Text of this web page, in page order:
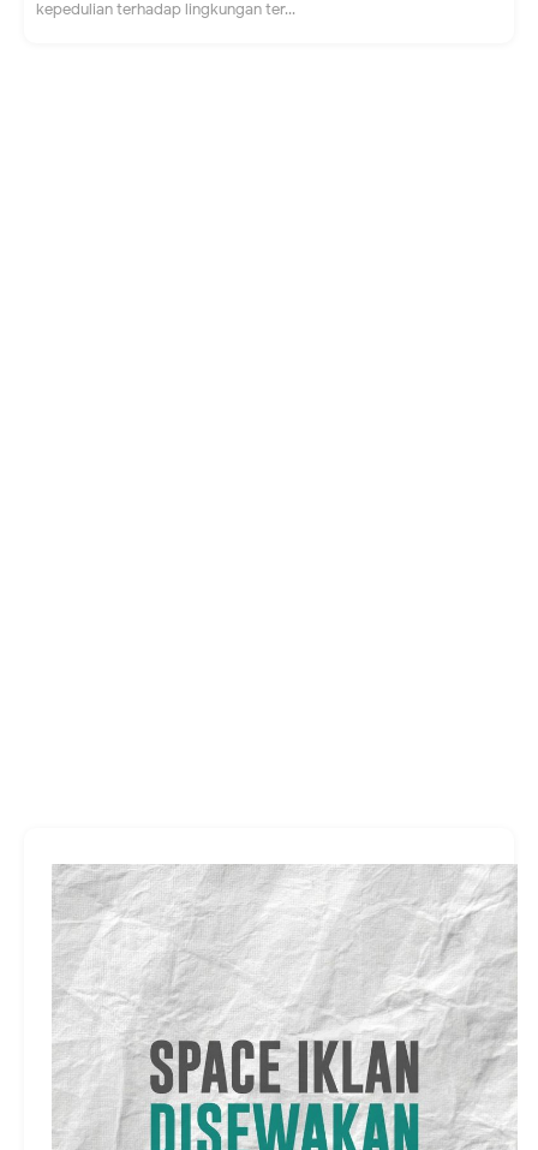
kepedulian terhadap lingkungan ter...